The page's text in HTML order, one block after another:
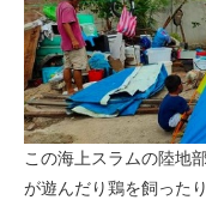
この海上スラムの陸地
が遊んだり鶏を飼った